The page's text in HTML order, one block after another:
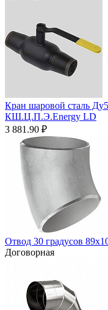
Кран шаровой сталь
КШ.Ц.П.Э.Energy LD
3 881.90 ₽
Отвод 30 градусов
Договорная